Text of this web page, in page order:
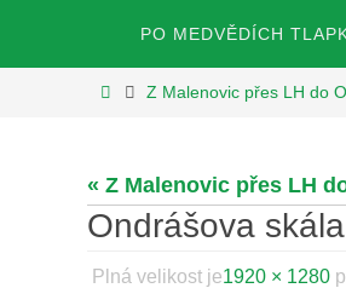
obsah
PO MEDVĚDÍCH
HomeZ Malenovic přes LH do
« Z Malenovic přes LH
Ondrášova skála
Plná velikost je1920 × 1280